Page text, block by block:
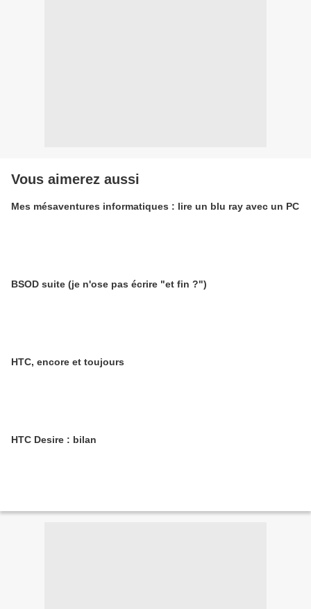
Vous aimerez aussi
Mes mésaventures informatiques : lire un blu ray avec un PC
BSOD suite (je n'ose pas écrire "et fin ?")
HTC, encore et toujours
HTC Desire : bilan